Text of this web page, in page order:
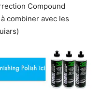
Compound
combiner avec les